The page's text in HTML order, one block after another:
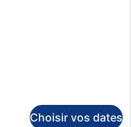
Choisir vos dates